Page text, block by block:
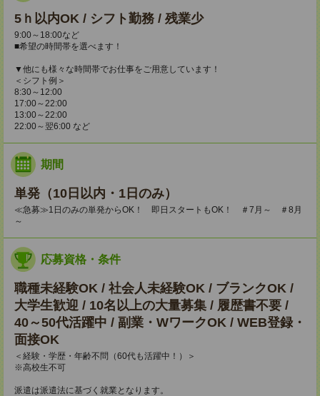
5ｈ以内OK / シフト勤務 / 残業少
9:00～18:00など
■希望の時間帯を選べます！
▼他にも様々な時間帯でお仕事をご用意しています！
＜シフト例＞
8:30～12:00
17:00～22:00
13:00～22:00
22:00～翌6:00 など
期間
単発（10日以内・1日のみ）
≪急募≫1日のみの単発からOK！ 即日スタートもOK！ ＃7月～ ＃8月
～
応募資格・条件
職種未経験OK / 社会人未経験OK / ブランクOK /
大学生歓迎 / 10名以上の大量募集 / 履歴書不要 /
40～50代活躍中 / 副業・WワークOK / WEB登録・
面接OK
＜経験・学歴・年齢不問（60代も活躍中！）＞
※高校生不可
派遣は派遣法に基づく就業となります。